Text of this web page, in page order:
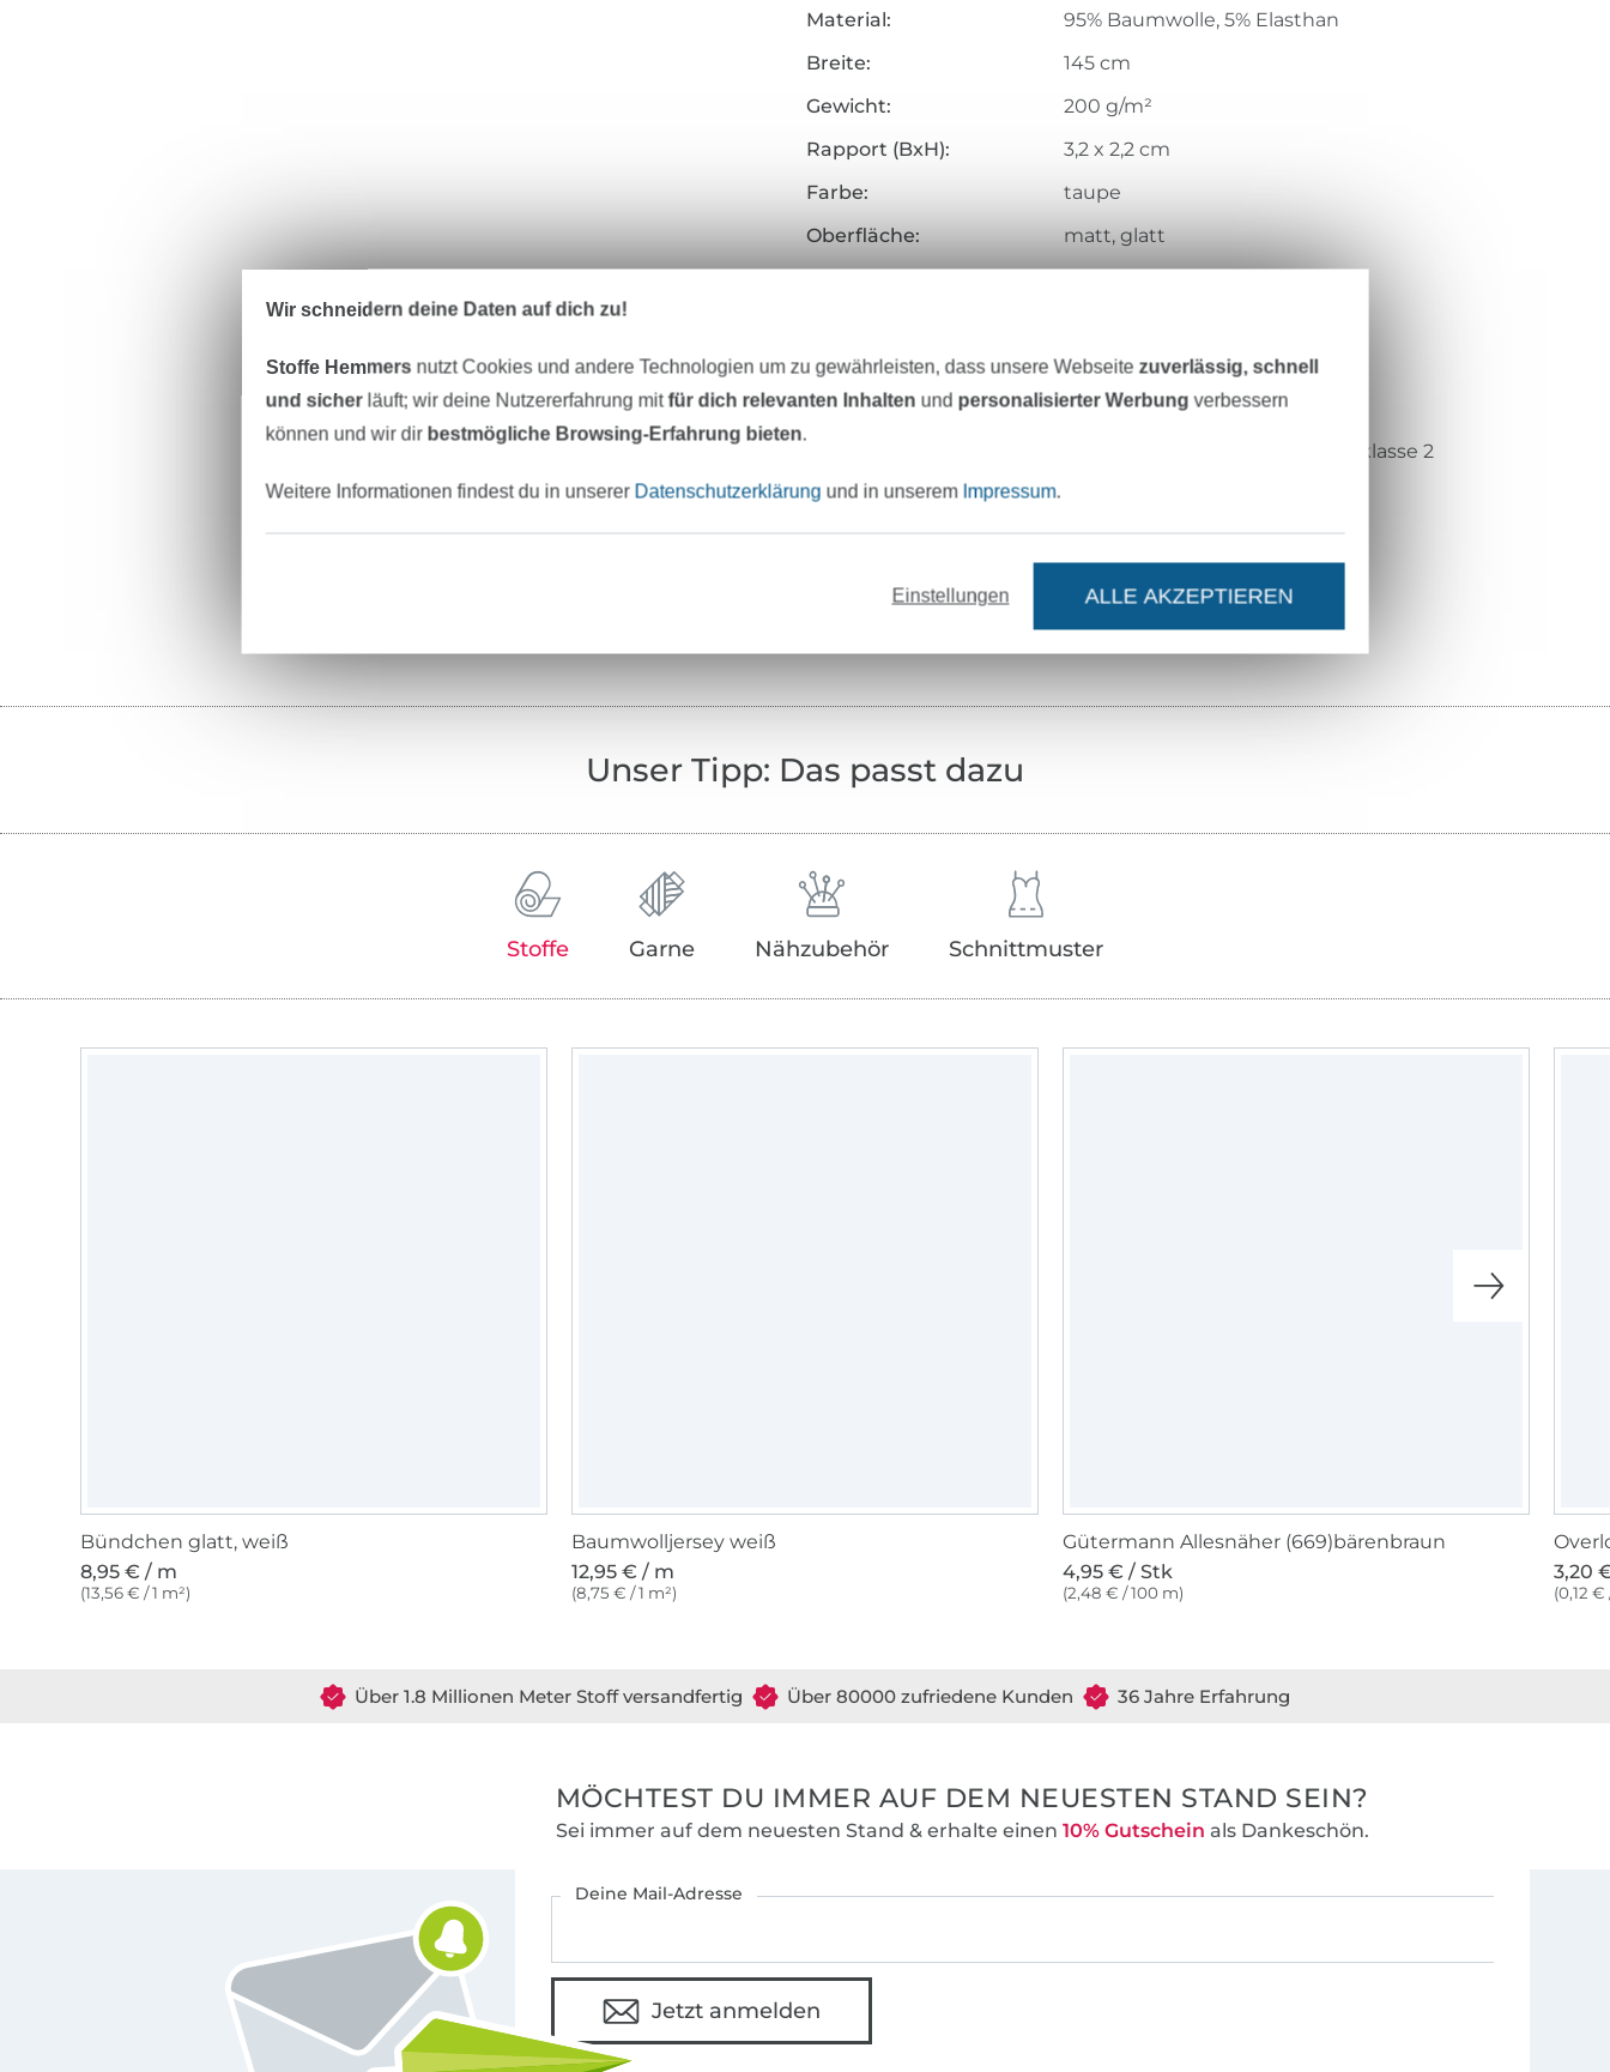
Material:
95% Baumwolle, 5% Elasthan
Breite:
145 cm
Gewicht:
200 g/m²
Rapport (BxH):
3,2 x 2,2 cm
Farbe:
taupe
Oberfläche:
matt, glatt
Veredelung:
bedruckt
Merkmale:
weich, bi-elastisch
Öko-Tex-Standard 100 Produktklasse 2
Testinstitut:
Zertifikatsnummer:
1802024
Unser Tipp: Das passt dazu
Stoffe Garne Nähzubehör Schnittmuster
Bündchen glatt, weiß
8,95 € / m
(13,56 € / 1 m²)
Baumwolljersey weiß
12,95 € / m
(8,75 € / 1 m²)
Gütermann Allesnäher (669)bärenbraun
4,95 € / Stk
(2,48 € / 100 m)
3,20
(0,12 €
Über 1.8 Millionen Meter Stoff versandfertig Über 80000 zufriedene Kunden 36 Jahre Erfahrung
MÖCHTEST DU IMMER AUF DEM NEUESTEN STAND SEIN?
Sei immer auf dem neuesten Stand & erhalte einen 10% Gutschein als Dankeschön.
Deine Mail-Adresse
Jetzt anmelden
Wir schneidern deine Daten auf dich zu!
Stoffe Hemmers nutzt Cookies und andere Technologien um zu gewährleisten, dass unsere Webseitezuverlässig, schnell
und sicherläuft; wir deine Nutzererfahrung mitfür dich relevanten Inhalten und personalisierter Werbung verbessern
können und wir dir bestmögliche Browsing-Erfahrung bieten.
Weitere Informationen findest du in unserer Datenschutzerklärung und in unserem Impressum.
Einstellungen ALLE AKZEPTIEREN